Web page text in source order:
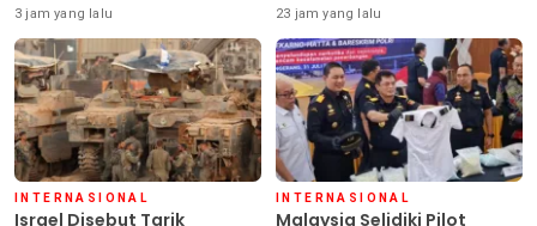
3 jam yang lalu 23 jam yang lalu
INTERNASIONAL
Israel Disebut Tarik
INTERNASIONAL
Malaysia Selidiki Pilot